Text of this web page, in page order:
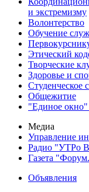
и экстремизму
Волонтерство
Обучение
Этический
Творческие
Здоровье и
Студенческое
Общежитие
"Единое
Медиа
Управление
Радио "УТРо
Газета
Объявления